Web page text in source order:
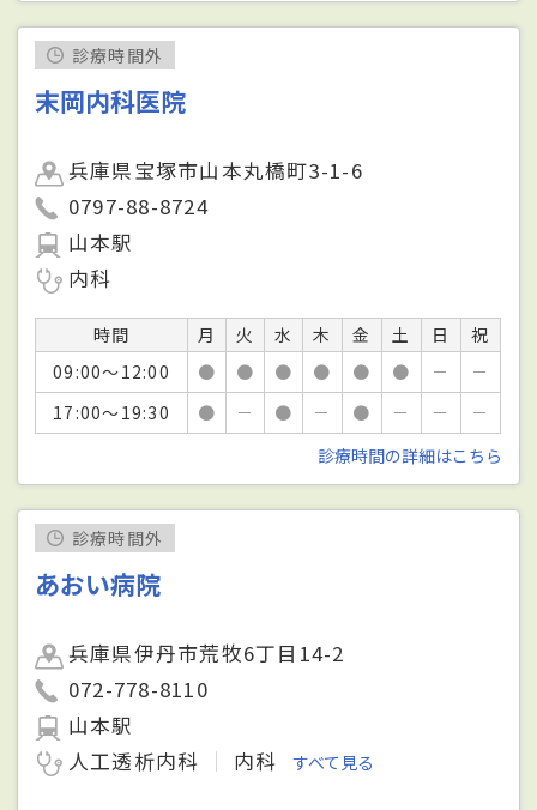
診療時間外
末岡内科医院
兵庫県宝塚市山本丸橋町3-1-6
0797-88-8724
山本駅
内科
時間 月 火 水 木 金 土 日
祝
09:00～12:00
● ● ● ● ● ● －
－
17:00～19:30
● － ● － ● － －
－
診療時間の詳細はこちら
診療時間外
あおい病院
兵庫県伊丹市荒牧6丁目14-2
072-778-8110
山本駅
人工透析内科
内科 すべて見る